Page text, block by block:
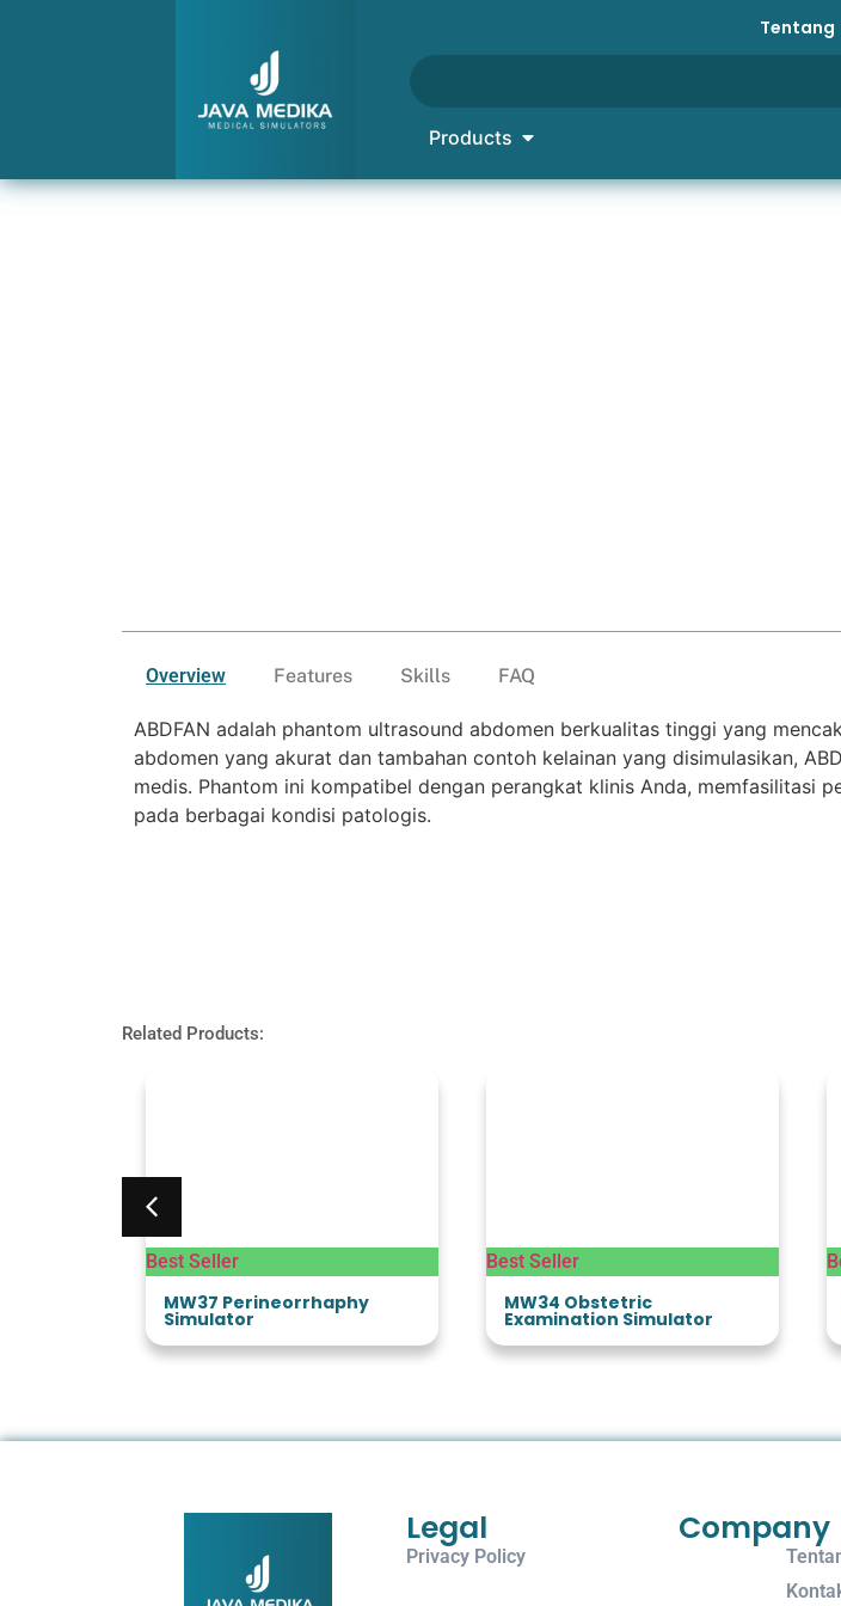
Tentang
Products
Overview Features Skills FAQ
ABDFAN adalah phantom ultrasound abdomen berkualitas tinggi yang
abdomen yang akurat dan tambahan contoh kelainan yang disimulasikan,
medis. Phantom ini kompatibel dengan perangkat klinis Anda, memfasilitasi
pada berbagai kondisi patologis.
Related Products:
Best Seller
MW37 Perineorrhaphy
Simulator
Best Seller
MW34 Obstetric
Examination Simulator
Legal
Privacy Policy
Company